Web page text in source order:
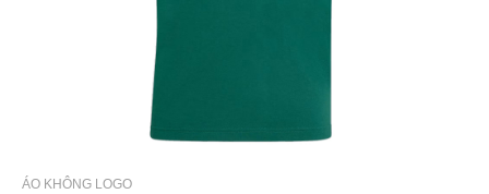
ÁO KHÔNG LOGO